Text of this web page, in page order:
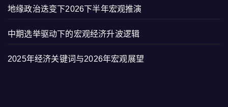
地缘政治迭变下2026下半年宏观推演
中期选举驱动下的宏观经济升波逻辑
2025年经济关键词与2026年宏观展望